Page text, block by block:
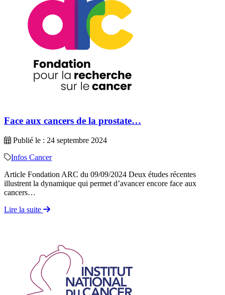
Face aux cancers de la prostate…
Publié le : 24 septembre 2024
Infos Cancer
Article Fondation ARC du 09/09/2024 Deux études récentes
illustrent la dynamique qui permet d’avancer encore face aux
cancers…
Lire la suite